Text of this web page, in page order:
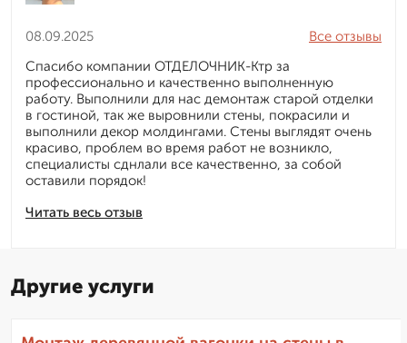
08.09.2025
Читать весь отзыв
Все отзывы
Спасибо компании ОТДЕЛОЧНИК-Ктр за
профессионально и качественно выполненную
работу. Выполнили для нас демонтаж старой отделки
в гостиной, так же выровнили стены, покрасили и
выполнили декор молдингами. Стены выглядят очень
красиво, проблем во время работ не возникло,
специалисты сднлали все качественно, за собой
оставили порядок!
Другие услуги